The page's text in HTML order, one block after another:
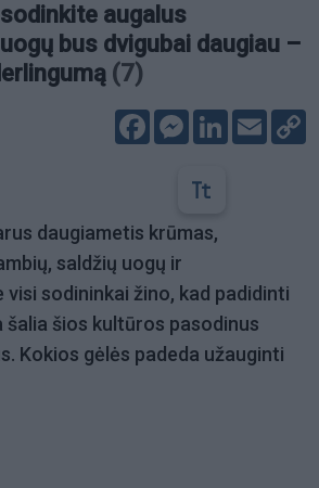
augalus
bus dvigubai daugiau –
(7)
FacebookMessenger
LinkedIn
Email
daugiametis krūmas,
saldžių uogų ir
visi sodininkai žino, kad padidinti
šalia šios kultūros pasodinus
Kokios gėlės padeda užauginti